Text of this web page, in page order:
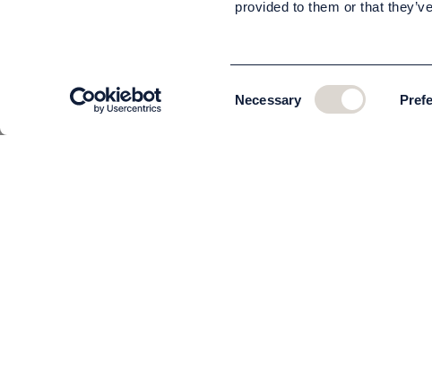
provided to them or that
Selection
Necessary